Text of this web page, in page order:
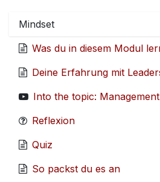
Mindset
Was du in diesem Modul
Deine Erfahrung mit
Reflexion
Quiz
So packst du es an